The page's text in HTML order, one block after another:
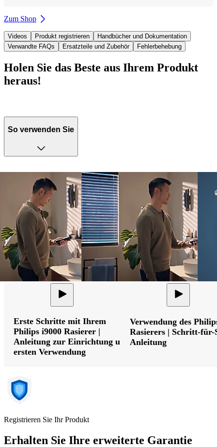
Zum Shop
Videos Produkt registrieren
Handbücher und Dokumentation
Verwandte FAQs
Ersatzteile und Zubehör Fehlerbehebung
Holen Sie das Beste aus Ihrem Produkt
heraus!
So verwenden Sie
Erste Schritte mit Ihrem
Philips i9000 Rasierer |
Anleitung zur Einrichtung und
ersten Verwendung
Verwendung des
Rasierers | Schritt-
Anleitung
Registrieren Sie Ihr Produkt
Erhalten Sie Ihre erweiterte Garantie